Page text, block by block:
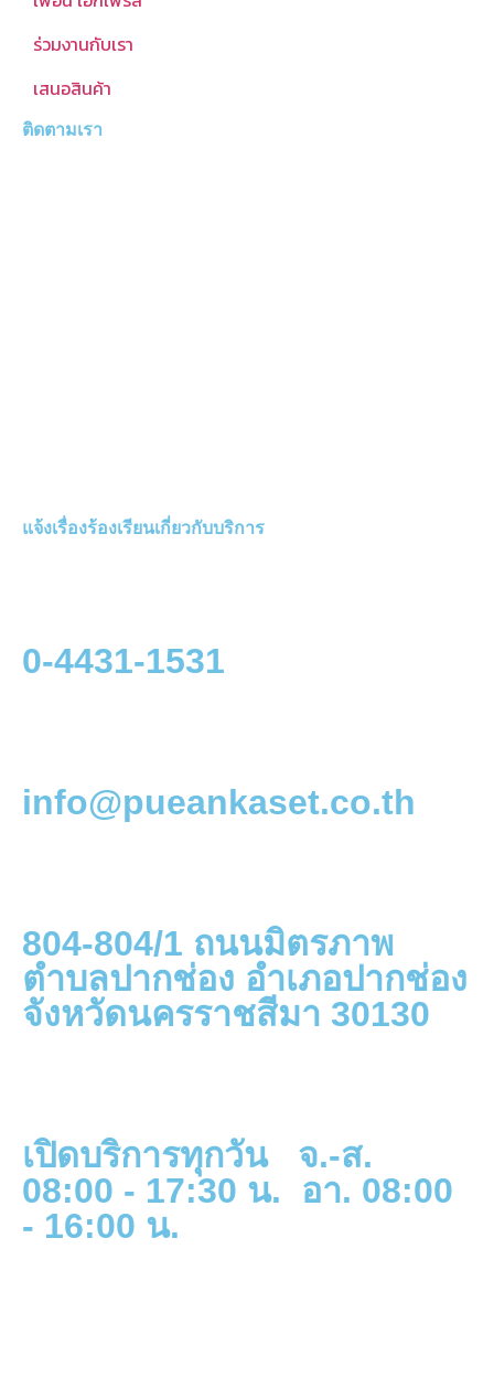
ร่วมงานกับเรา
เสนอสินค้า
ติดตามเรา
แจ้งเรื่องร้องเรียนเกี่ยวกับบริการ
0-4431-1531
info@pueankaset.co.th
804-804/1 ถนนมิตรภาพ
ตำบลปากช่อง อำเภอปากช่อง
จังหวัดนครราชสีมา 30130
เปิดบริการทุกวัน จ.-ส.
08:00 - 17:30 น. อา. 08:00
- 16:00 น.